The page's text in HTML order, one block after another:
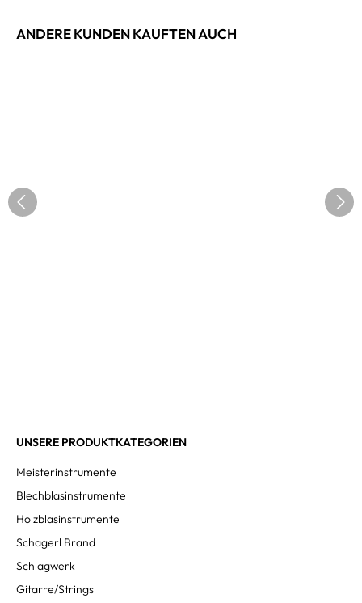
ANDERE KUNDEN KAUFTEN AUCH
UNSERE PRODUKTKATEGORIEN
Meisterinstrumente
Blechblasinstrumente
Holzblasinstrumente
Schagerl Brand
Schlagwerk
Gitarre/Strings